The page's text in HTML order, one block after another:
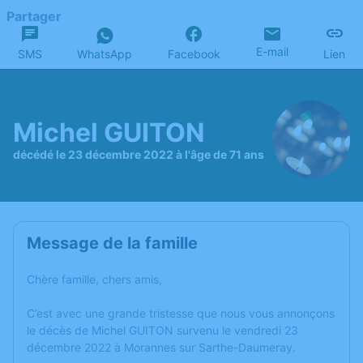
Partager
SMS WhatsApp Facebook E-mail Lien
Michel GUITON
décédé le 23 décembre 2022 à l'âge de 71 ans
Message de la famille
Chère famille, chers amis,
C’est avec une grande tristesse que nous vous annonçons
le décès de Michel GUITON survenu le vendredi 23
décembre 2022 à Morannes sur Sarthe-Daumeray.